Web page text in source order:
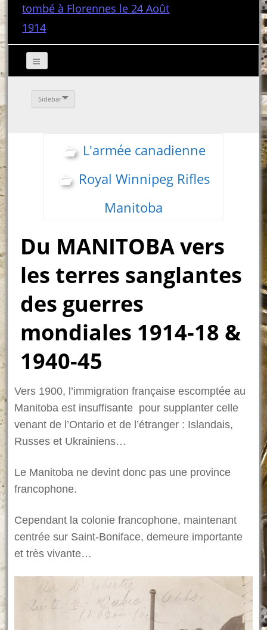
tombé à Florennes le 24 Août
1914
Sidebar
L'armée canadienne
Royal Winnipeg Rifles
Manitoba
Du MANITOBA vers
les terres sanglantes
des guerres
mondiales 1914-18 &
1940-45
Vers 1900, l’immigration française escomptée au
Manitoba est insuffisante pour supplanter celle
venant de l’Ontario et de l’étranger : Islandais,
Russes et Ukrainiens…
Le Manitoba ne devint donc pas une province
francophone.
Cependant la colonie francophone, maintenant
centrée sur Saint-Boniface, demeure importante
et très vivante…